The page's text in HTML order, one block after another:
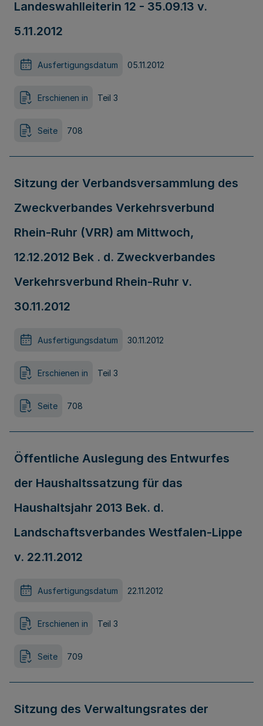
Landeswahlleiterin 12 - 35.09.13 v.
5.11.2012
Ausfertigungsdatum 05.11.2012
Erschienen in Teil 3
Seite 708
Sitzung der Verbandsversammlung des
Zweckverbandes Verkehrsverbund
Rhein-Ruhr (VRR) am Mittwoch,
12.12.2012 Bek . d. Zweckverbandes
Verkehrsverbund Rhein-Ruhr v.
30.11.2012
Ausfertigungsdatum 30.11.2012
Erschienen in Teil 3
Seite 708
Öffentliche Auslegung des Entwurfes
der Haushaltssatzung für das
Haushaltsjahr 2013 Bek. d.
Landschaftsverbandes Westfalen-Lippe
v. 22.11.2012
Ausfertigungsdatum 22.11.2012
Erschienen in Teil 3
Seite 709
Sitzung des Verwaltungsrates der